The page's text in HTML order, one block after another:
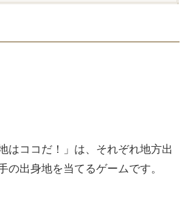
はココだ！」は、それぞれ地方出
の出身地を当てるゲームです。